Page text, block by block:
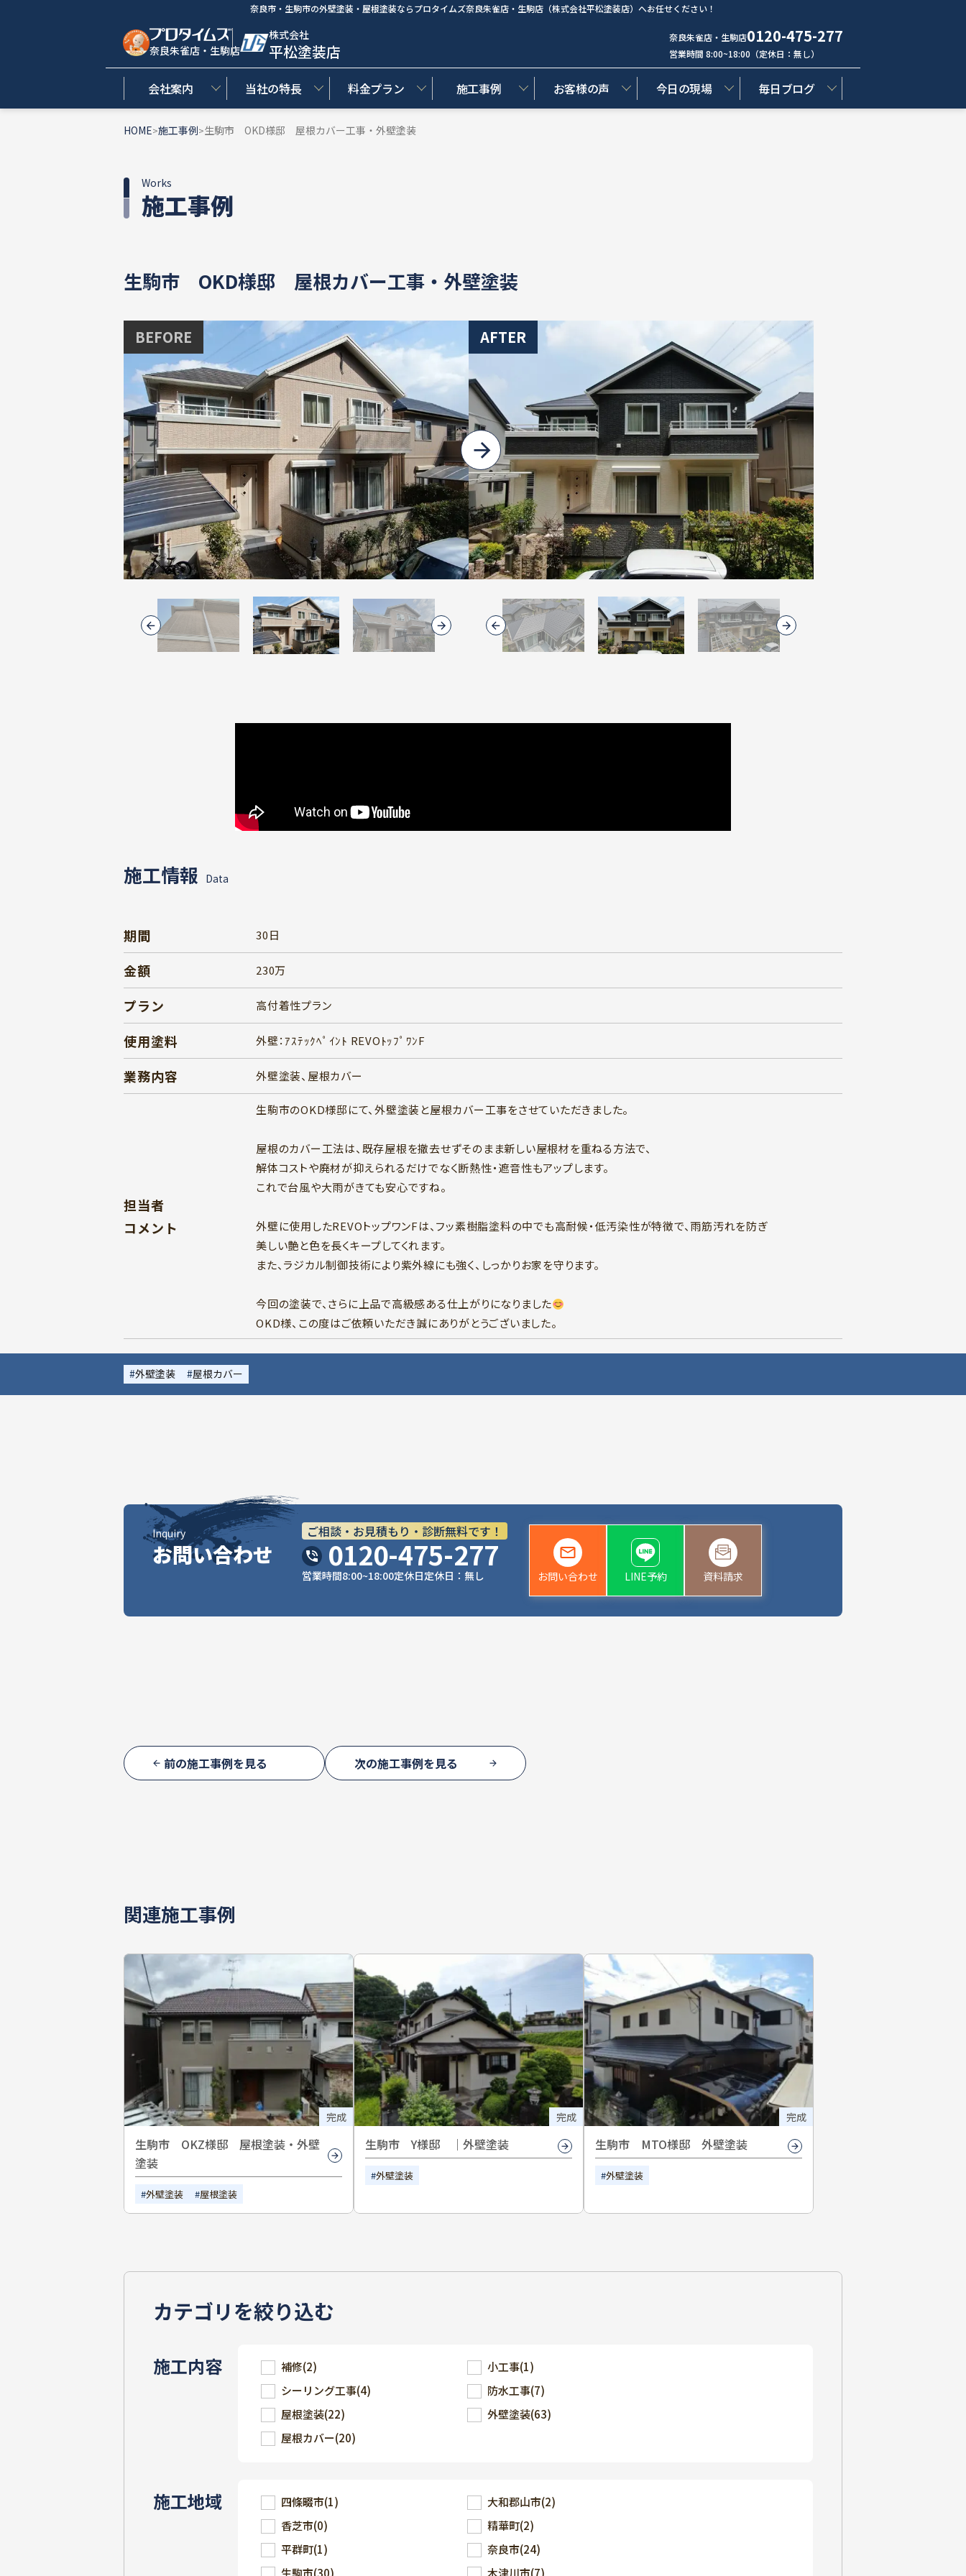
奈良市・生駒市の外壁塗装・屋根塗装ならプロタイムズ奈良朱雀店・生駒店（株式会社平松塗装店）へお任せください！
奈良朱雀店・生駒店
株式会社
平松塗装店
奈良朱雀店・生駒店0120-475-277
営業時間 8:00~18:00（定休日：無し）
会社案内 当社の特長 料金プラン 施工事例 お客様の声 今日の現場 毎日ブログ
HOME>施工事例>生駒市 OKD様邸 屋根カバー工事・外壁塗装
施工事例
Works
生駒市 OKD様邸 屋根カバー工事・外壁塗装
BEFORE AFTER
施工情報 Data
期間 30日
金額 230万
プラン 高付着性プラン
使用塗料 外壁：ｱｽﾃｯｸﾍﾟｲﾝﾄ REVOﾄｯﾌﾟﾜﾝF
業務内容 外壁塗装、屋根カバー
担当者
コメント
生駒市のOKD様邸にて、外壁塗装と屋根カバー工事をさせていただきました。
屋根のカバー工法は、既存屋根を撤去せずそのまま新しい屋根材を重ねる方法で、
解体コストや廃材が抑えられるだけでなく断熱性・遮音性もアップします。
これで台風や大雨がきても安心ですね。
外壁に使用したREVOトップワンFは、フッ素樹脂塗料の中でも高耐候・低汚染性が特徴で、雨筋汚れを防ぎ
美しい艶と色を長くキープしてくれます。
また、ラジカル制御技術により紫外線にも強く、しっかりお家を守ります。
今回の塗装で、さらに上品で高級感ある仕上がりになりました
OKD様、この度はご依頼いただき誠にありがとうございました。
外壁塗装 屋根カバー
お問い合わせ
Inquiry ご相談・お見積もり・診断無料です！
0120-475-277
営業時間8:00~18:00定休日定休日：無し お問い合わせ LINE予約 資料請求
前の施工事例を見る 次の施工事例を見る
関連施工事例
完成
生駒市 OKZ様邸 屋根塗装・外壁
塗装
外壁塗装 屋根塗装
完成
生駒市 Y様邸 ｜外壁塗装
外壁塗装
完成
生駒市 MTO様邸 外壁塗装
外壁塗装
カテゴリを絞り込む
施工内容 補修(2) 小工事(1)
シーリング工事(4) 防水工事(7)
屋根塗装(22) 外壁塗装(63)
屋根カバー(20)
施工地域 四條畷市(1) 大和郡山市(2)
香芝市(0) 精華町(2)
平群町(1) 奈良市(24)
生駒市(30) 木津川市(7)